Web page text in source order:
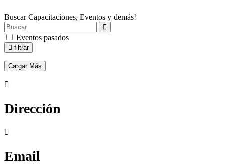
Buscar Capacitaciones, Eventos y demás!
Eventos pasados
filtrar
Cargar Más
Dirección
Email